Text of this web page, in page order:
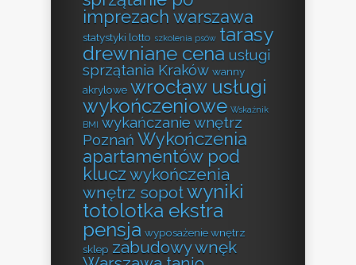
imprezach warszawa
statystyki lotto szkolenia psów tarasy
drewniane cena usługi
sprzątania Kraków wanny
akrylowe wrocław usługi
wykończeniowe Wskaźnik
BMI wykańczanie wnętrz
Poznań Wykończenia
apartamentów pod
klucz wykończenia
wnętrz sopotwyniki
totolotka ekstra
pensja wyposażenie wnętrz
sklep zabudowy wnęk